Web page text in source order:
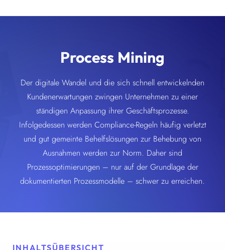
Process Mining
Der digitale Wandel und die sich schnell entwickelnden
Kundenerwartungen zwingen Unternehmen zu einer
ständigen Anpassung ihrer Geschäftsprozesse.
Infolgedessen werden Compliance-Regeln häufig verletzt
und gut gemeinte Behelfslösungen zur Behebung von
Ausnahmen werden zur Norm. Daher sind
Prozessoptimierungen – nur auf der Grundlage der
dokumentierten Prozessmodelle – schwer zu erreichen.
INHALTSÜBERSICHT